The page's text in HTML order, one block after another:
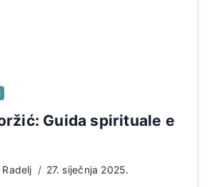
Guida spirituale e
27. siječnja 2025.